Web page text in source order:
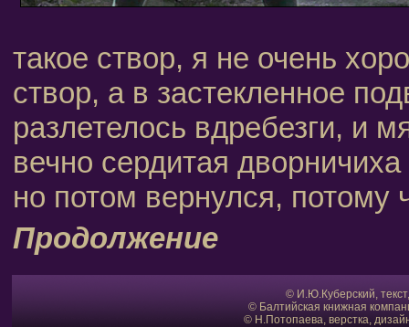
такое створ, я не очень
створ, а в застекленное
разлетелось вдребезги, и
вечно сердитая
но потом вернулся, потому
Продолжение
© И.Ю.Куберский,
© Балтийская книжная
© Н.Потопаева, верстка,